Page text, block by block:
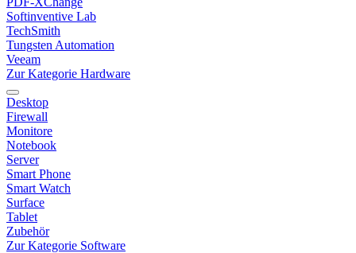
Softinventive Lab
TechSmith
Tungsten Automation
Veeam
Zur Kategorie Hardware
Desktop
Firewall
Monitore
Notebook
Server
Smart Phone
Smart Watch
Surface
Tablet
Zubehör
Zur Kategorie Software